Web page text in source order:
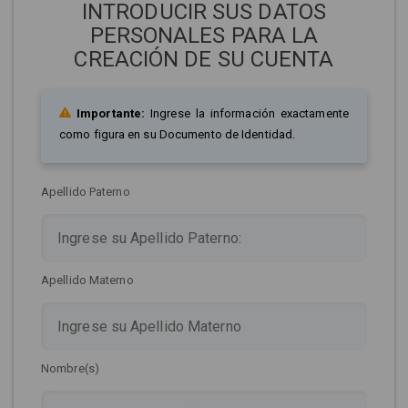
INTRODUCIR SUS DATOS
PERSONALES PARA LA
CREACIÓN DE SU CUENTA
Importante: Ingrese la información exactamente
como figura en su Documento de Identidad.
Apellido Paterno
Apellido Materno
Nombre(s)